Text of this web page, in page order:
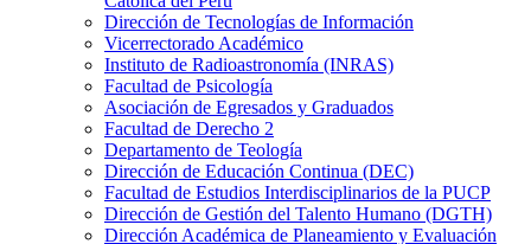
Dirección de Tecnologías de Información
Vicerrectorado Académico
Instituto de Radioastronomía (INRAS)
Facultad de Psicología
Asociación de Egresados y Graduados
Facultad de Derecho 2
Departamento de Teología
Dirección de Educación Continua (DEC)
Facultad de Estudios Interdisciplinarios de la PUCP
Dirección de Gestión del Talento Humano (DGTH)
Dirección Académica de Planeamiento y Evaluación